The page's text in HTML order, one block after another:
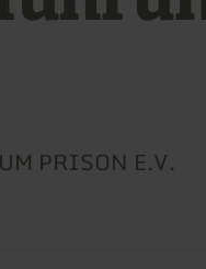
PRISON E.V.